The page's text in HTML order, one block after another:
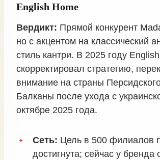
English Home
Вердикт: Прямой конкурент
но с акцентом на классический
стиль кантри. В 2025 году
скорректировал стратегию,
внимание на страны
Балканы после ухода с
октябре 2025 года.
Сеть: Цель в 500 филиалов
достигнута; сейчас у бренда